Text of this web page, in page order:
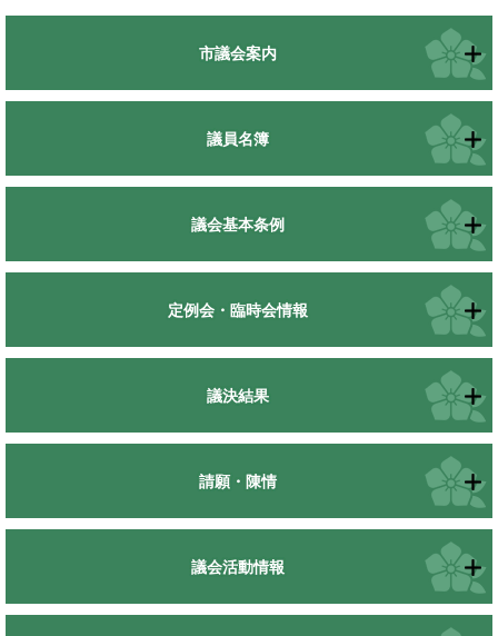
市議会案内
議員名簿
議会基本条例
定例会・臨時会情報
議決結果
請願・陳情
議会活動情報